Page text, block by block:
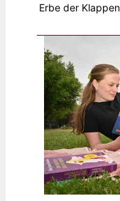
Erbe der